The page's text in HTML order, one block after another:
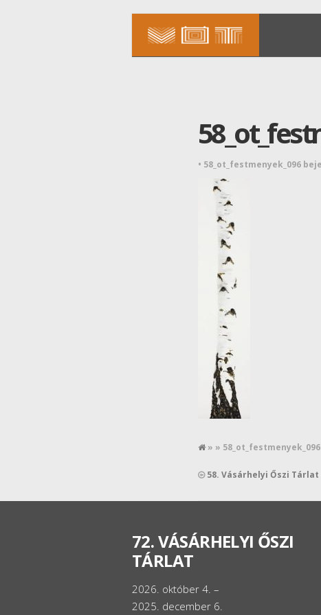
• 58_ot_festmenyek_096
» » 58_ot_festmenyek_096
58. Vásárhelyi Őszi
72. VÁSÁRHELYI ŐSZI
TÁRLAT
2026. október 4. –
2025. december 6.